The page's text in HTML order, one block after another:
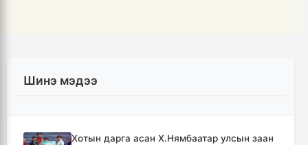
Шинэ мэдээ
Хотын дарга асан Х.Нямбаатар улсын заан